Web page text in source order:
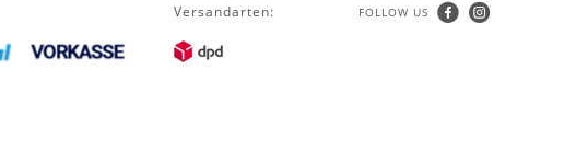
Versandarten: FOLLOW US